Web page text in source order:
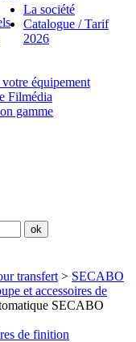
La société
Catalogue / Tarif
2026
équipement
Filmédia
gamme
ok
transfert > SECABO
et accessoires de
SECABO
de finition